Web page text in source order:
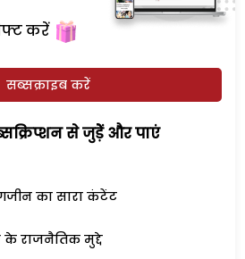
करें
सब्सक्राइब करें
से जुड़ेें और पाएं
का सारा कंटेंट
राजनैतिक मुद्दे